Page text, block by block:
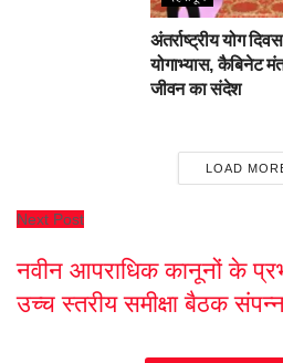
अंतर्राष्ट्रीय योग
योगाभ्यास, कैबिनेट
जीवन का संदेश
LOAD
Next Post
नवीन आपराधिक कानूनों के
उच्च स्तरीय समीक्षा बैठक